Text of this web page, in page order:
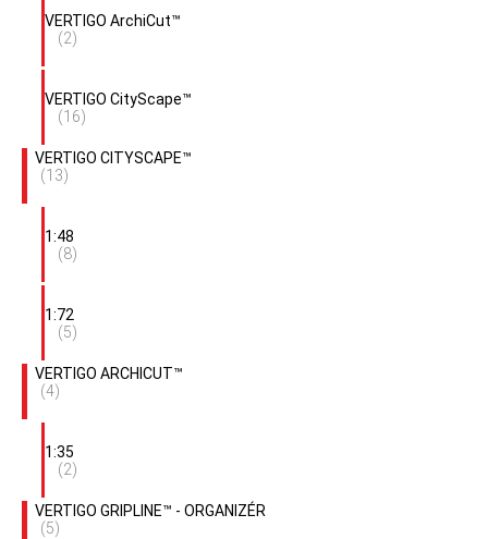
VERTIGO ArchiCut™
(2)
VERTIGO CityScape™
(16)
VERTIGO CITYSCAPE™
(13)
1:48
(8)
1:72
(5)
VERTIGO ARCHICUT™
(4)
1:35
(2)
VERTIGO GRIPLINE™ - ORGANIZÉR
(5)